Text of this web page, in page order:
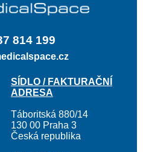
814 199
SÍDLO / FAKTURAČNÍ
ADRESA
Táboritská 880/14
130 00 Praha 3
Česká republika